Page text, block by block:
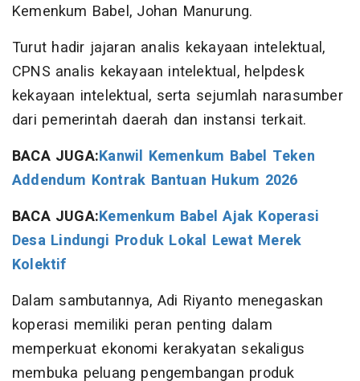
Kemenkum Babel, Johan Manurung.
Turut hadir jajaran analis kekayaan intelektual,
CPNS analis kekayaan intelektual, helpdesk
kekayaan intelektual, serta sejumlah narasumber
dari pemerintah daerah dan instansi terkait.
BACA JUGA:Kanwil Kemenkum Babel Teken
Addendum Kontrak Bantuan Hukum 2026
BACA JUGA:Kemenkum Babel Ajak Koperasi
Desa Lindungi Produk Lokal Lewat Merek
Kolektif
Dalam sambutannya, Adi Riyanto menegaskan
koperasi memiliki peran penting dalam
memperkuat ekonomi kerakyatan sekaligus
membuka peluang pengembangan produk